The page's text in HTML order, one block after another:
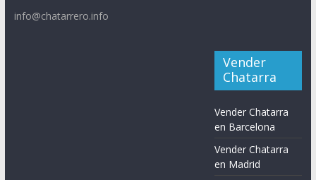
info@chatarrero.info
Vender
Chatarra
Vender Chatarra
en Barcelona
Vender Chatarra
en Madrid